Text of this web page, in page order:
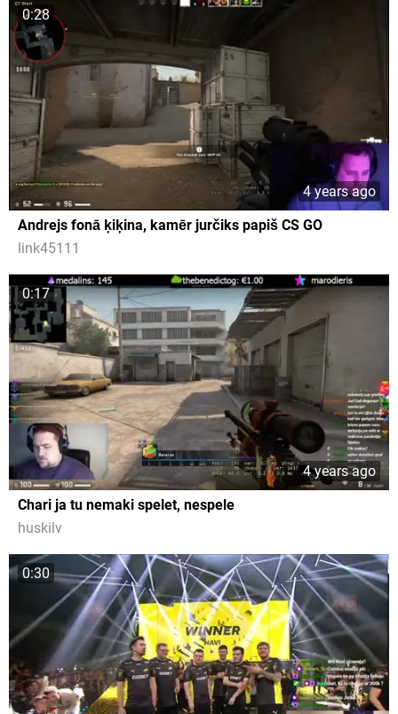
0:28
4 years ago
Andrejs fonā ķiķina, kamēr jurčiks papiš CS GO
link45111
0:17
4 years ago
Chari ja tu nemaki spelet, nespele
huskilv
0:30